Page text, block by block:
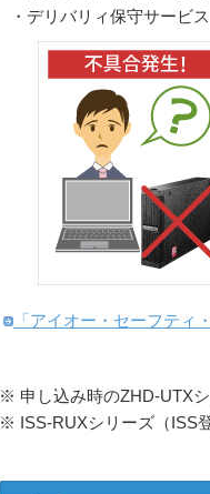
・デリバリィ保守サービ
「アイオー・セーフティ
※ 申し込み時のZHD-UTX
※ ISS-RUXシリーズ（ISS